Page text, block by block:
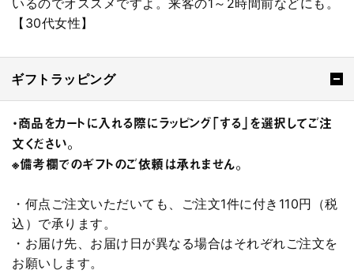
いるのでオススメですよ。来客の1～2時間前などにも。
【30代女性】
ギフトラッピング
・商品をカートに入れる際にラッピング「する」を選択してご注
文ください。
※備考欄でのギフトのご依頼は承れません。
・何点ご注文いただいても、ご注文1件に付き110円（税
込）で承ります。
・お届け先、お届け日が異なる場合はそれぞれご注文を
お願いします。